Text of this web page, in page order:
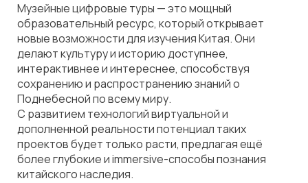
Музейные цифровые туры — это мощный
образовательный ресурс, который открывает
новые возможности для изучения Китая. Они
делают культуру и историю доступнее,
интерактивнее и интереснее, способствуя
сохранению и распространению знаний о
Поднебесной по всему миру.
С развитием технологий виртуальной и
дополненной реальности потенциал таких
проектов будет только расти, предлагая ещё
более глубокие и immersive-способы познания
китайского наследия.